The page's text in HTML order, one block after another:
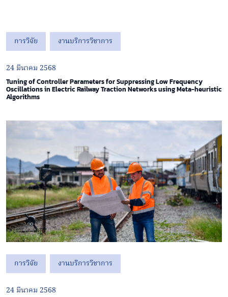
การวิจัย งานบริการวิชาการ
24 มีนาคม 2568
Tuning of Controller Parameters for Suppressing Low Frequency
Oscillations in Electric Railway Traction Networks using Meta-heuristic
Algorithms
การวิจัย งานบริการวิชาการ
24 มีนาคม 2568